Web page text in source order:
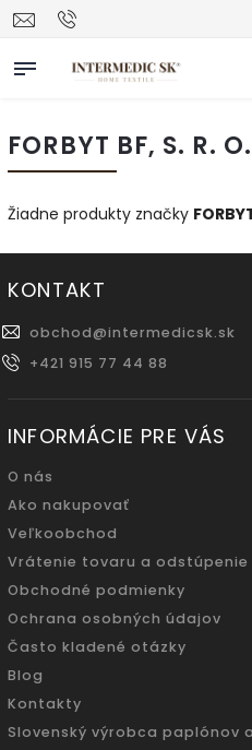
FORBYT BF, S. R. O.
Žiadne produkty značky
KONTAKT
obchod@intermedicsk.sk
+421 915 77 44 88
INFORMÁCIE PRE VÁS
O nás
Ako nakupovať
Veľkoobchod
Vrátenie tovaru a odstúpenie
Obchodné podmienky
Ochrana osobných údajov
Často kladené otázky
Blog
Kontakty
Slovenský výrobca paplónov